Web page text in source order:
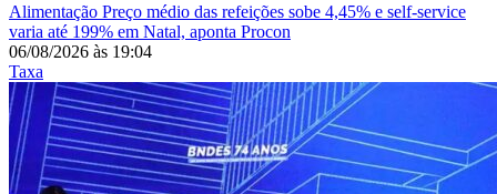
Alimentação Preço médio das refeições sobe 4,45% e self-service
varia até 199% em Natal, aponta Procon
06/08/2026 às 19:04
Taxa